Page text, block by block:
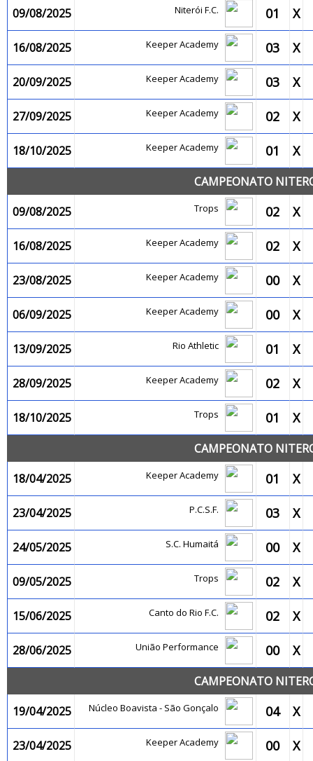
09/08/2025 Niterói F.C. 01 X
16/08/2025 Keeper Academy 03 X
20/09/2025 Keeper Academy 03 X
27/09/2025 Keeper Academy 02 X
18/10/2025 Keeper Academy 01 X
CAMPEONATO
09/08/2025
Trops 02 X
16/08/2025 Keeper Academy 02 X
23/08/2025 Keeper Academy 00 X
06/09/2025 Keeper Academy 00 X
13/09/2025 Rio Athletic 01 X
28/09/2025 Keeper Academy 02 X
18/10/2025 Trops 01 X
CAMPEONATO
18/04/2025
Keeper Academy 01 X
23/04/2025 P.C.S.F. 03 X
24/05/2025 S.C. Humaitá 00 X
09/05/2025 Trops 02 X
15/06/2025 Canto do Rio F.C. 02 X
28/06/2025 União Performance 00 X
CAMPEONATO
19/04/2025
Núcleo Boavista - São Gonçalo 04 X
23/04/2025 Keeper Academy 00 X